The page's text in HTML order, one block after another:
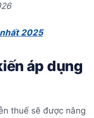
2025
áp dụng
thuế sẽ được nâng